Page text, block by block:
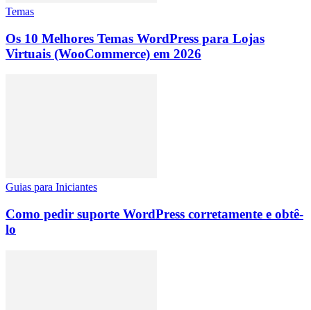
Temas
Os 10 Melhores Temas WordPress para Lojas
Virtuais (WooCommerce) em 2026
Guias para Iniciantes
Como pedir suporte WordPress corretamente e obtê-
lo